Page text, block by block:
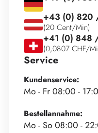
Service
Kundenservice:
Mo - Fr 08:00 -
Bestellannahme:
Mo - So 08:00 -
+43 (0) 820
(20 Cent/Min)
+41 (0) 848
(0,0807 CHF/